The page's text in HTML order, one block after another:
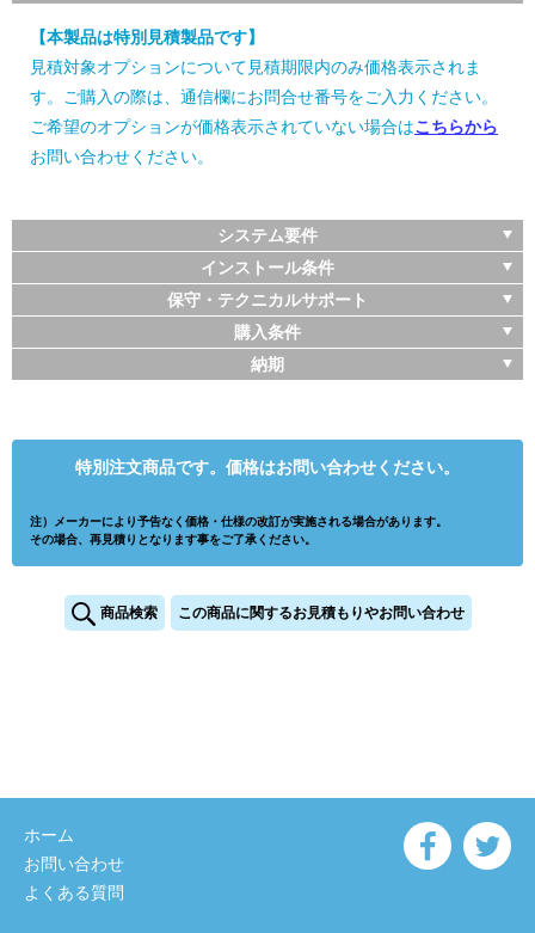
【本製品は特別見積製品です】
見積対象オプションについて見積期限内のみ価格表示されま
す。ご購入の際は、通信欄にお問合せ番号をご入力ください。
ご希望のオプションが価格表示されていない場合はこちらから
お問い合わせください。
システム要件
インストール条件
保守・テクニカルサポート
購入条件
納期
特別注文商品です。価格はお問い合わせください。
注）メーカーにより予告なく価格・仕様の改訂が実施される場合があります。
その場合、再見積りとなります事をご了承ください。
商品検索 この商品に関するお見積もりやお問い合わせ
ホーム
お問い合わせ
よくある質問